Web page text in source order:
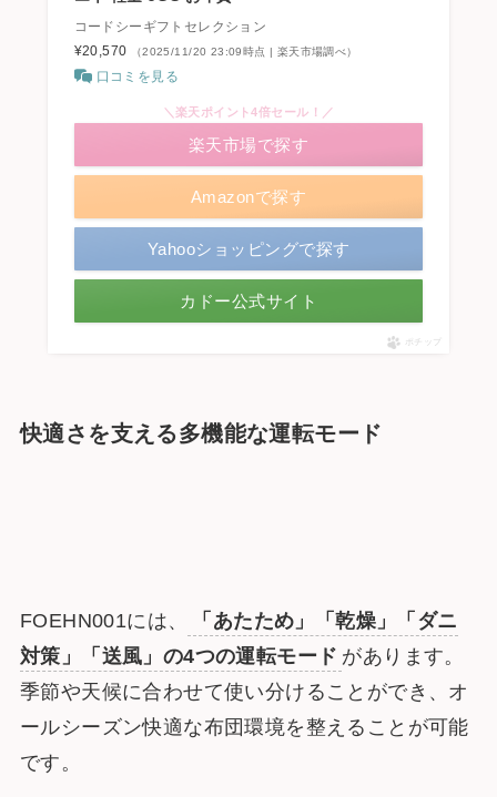
コードシーギフトセレクション
¥20,570
（2025/11/20 23:09時点 | 楽天市場調べ）
口コミを見る
Amazonで探す
＼楽天ポイント4倍セール！／
楽天市場で探す
Yahooショッピングで探す
カドー公式サイト
ポチップ
快適さを支える多機能な運転モード
FOEHN001には、
「あたため」「乾燥」「ダニ
対策」「送風」の4つの運転モード があります。
季節や天候に合わせて使い分けることができ、オ
ールシーズン快適な布団環境を整えることが可能
です。